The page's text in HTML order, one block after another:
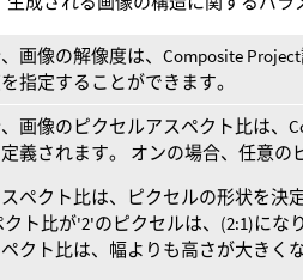
画像の解像度は、Composite
指定することができます。
画像のピクセルアスペクト比は、
義されます。 オンの場合、任意の
ペクト比は、ピクセルの形状を決
クト比が'2'のピクセルは、(2:1)にな
クト比は、幅よりも高さが大きくな